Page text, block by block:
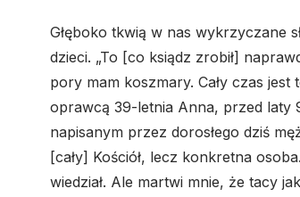
Głęboko tkwią w nas wykrzyczane
dzieci. „To [co ksiądz zrobił]
pory mam koszmary. Cały czas
oprawcą 39-letnia Anna, przed laty
napisanym przez dorosłego dziś
[cały] Kościół, lecz konkretna
wiedział. Ale martwi mnie, że tacy